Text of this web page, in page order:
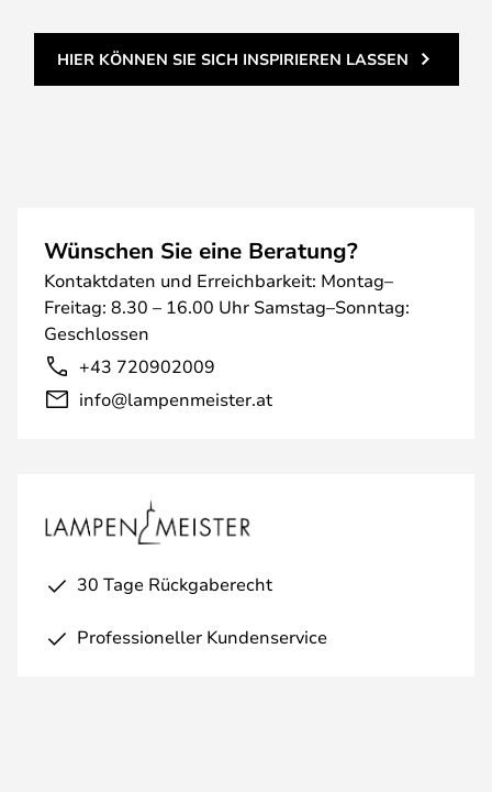
HIER KÖNNEN SIE SICH INSPIRIEREN LASSEN
Wünschen Sie eine Beratung?
Kontaktdaten und Erreichbarkeit: Montag–
Freitag: 8.30 – 16.00 Uhr Samstag–Sonntag:
Geschlossen
+43 720902009
info@lampenmeister.at
30 Tage Rückgaberecht
Professioneller Kundenservice